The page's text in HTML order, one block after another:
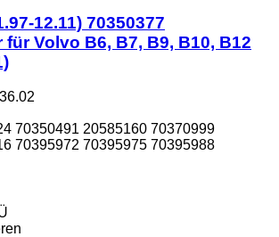
12.11) 70350377
Volvo B6, B7, B9, B10, B12
70350491 20585160 70370999
70395972 70395975 70395988